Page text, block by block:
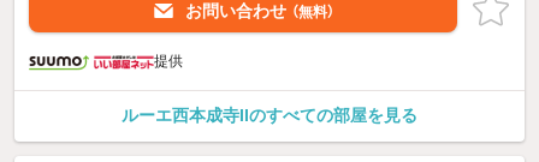
お問い合わせ （無料）
提供
ルーエ西本成寺IIのすべての部屋を見る